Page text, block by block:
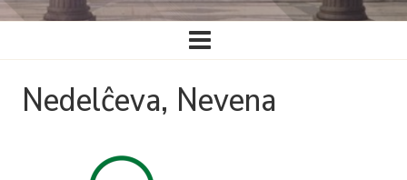
Ĉefa
navigado
Nedelĉeva, Nevena